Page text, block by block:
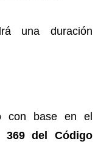
una duración
con base en el
369 del Código